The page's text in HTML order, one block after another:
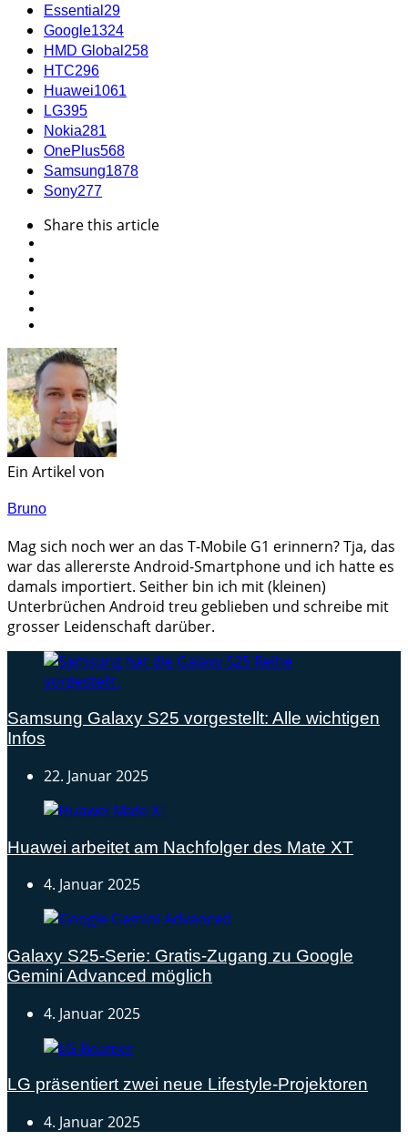
Essential 29
Google1324
HMD Global 258
HTC296
Huawei1061
LG395
Nokia281
OnePlus568
Samsung1878
Sony277
Sharethis article
Ein Artikel von
Bruno
Mag sich noch wer an das T-Mobile G1 erinnern? Tja, das
war das allererste Android-Smartphone und ich hatte es
damals importiert. Seither bin ich mit (kleinen)
Unterbrüchen Android treu geblieben und schreibe mit
grosser Leidenschaft darüber.
Samsung Galaxy S25 vorgestellt: Alle wichtigen
Infos
22. Januar 2025
Huawei arbeitet am Nachfolger des Mate XT
4. Januar 2025
Galaxy S25-Serie: Gratis-Zugang zu Google
Gemini Advanced möglich
4. Januar 2025
LG präsentiert zwei neue Lifestyle-Projektoren
4. Januar 2025